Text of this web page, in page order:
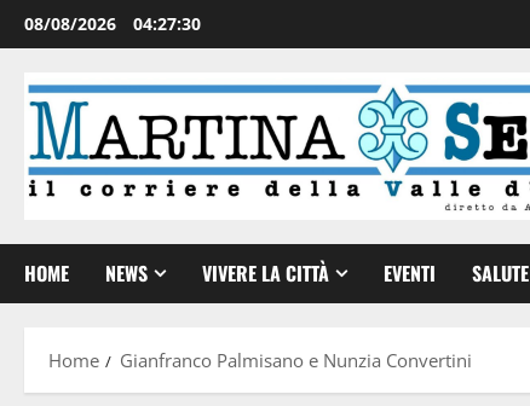
08/08/2026 04:27:30
HOME NEWS VIVERE LA CITTÀ EVENTI SALUTE
Home Gianfranco Palmisano e Nunzia Convertini